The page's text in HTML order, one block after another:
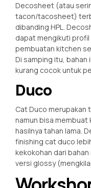
Decosheet (atau
tacon/tacosheet)
dibanding HPL.
dapat mengikuti profil
pembuatan kitchen
Di samping itu, bahan
kurang cocok untuk
Duco
Cat Duco merupakan
namun bisa
hasilnya tahan lama.
finishing cat duco
kekokohan dari
versi glossy